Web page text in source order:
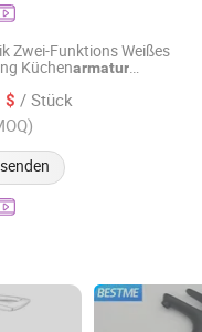
Zwei-Funktions Weißes
Küchenarmatur
$ / Stück
Ltd.